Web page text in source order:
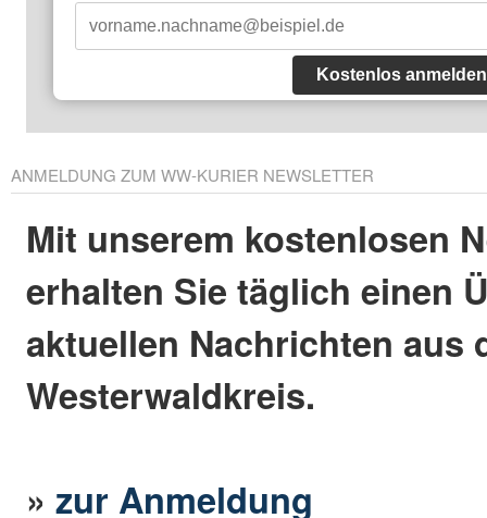
Kostenlos anmelden
ANMELDUNG ZUM WW-KURIER NEWSLETTER
Mit unserem kostenlosen
erhalten Sie täglich einen
aktuellen Nachrichten aus
Westerwaldkreis.
»zur Anmeldung